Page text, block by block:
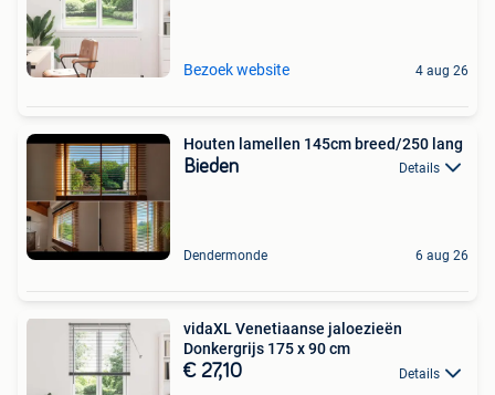
Bezoek website 4 aug 26
Houten lamellen 145cm breed/250 lang
Bieden Details
Dendermonde 6 aug 26
vidaXL Venetiaanse jaloezieën
Donkergrijs 175 x 90 cm
€ 27,10 Details